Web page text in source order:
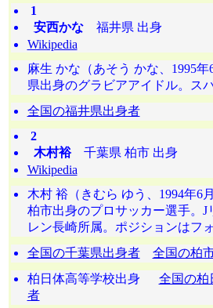
1
安西かな福井県 出身
Wikipedia
麻生 かな（あそう かな、1995
県出身のグラビアアイドル。ス
全国の福井県出身者
2
木村裕千葉県 柏市 出身
Wikipedia
木村 裕（きむら ゆう、1994年6
柏市出身のプロサッカー選手。J
レン長崎所属。ポジションはフ
全国の千葉県出身者
全国の柏
柏日体高等学校出身 全国の柏
者